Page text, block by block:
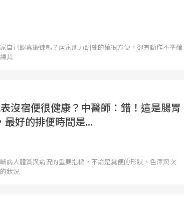
自己認真鍛鍊嗎？居家肌力訓練的確很方便，卻有動作不準確
其
沒宿便很健康？中醫師：錯！這是腸胃
最好的排便時間是...
病人體質與病況的重要指標，不論是糞便的形狀、色澤與次
狀況